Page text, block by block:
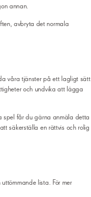
annan.
avbryta det normala
våra tjänster på ett lagligt sätt
och undvika att lägga
spel får du gärna anmäla detta
säkerställa en rättvis och rolig
lista. För mer